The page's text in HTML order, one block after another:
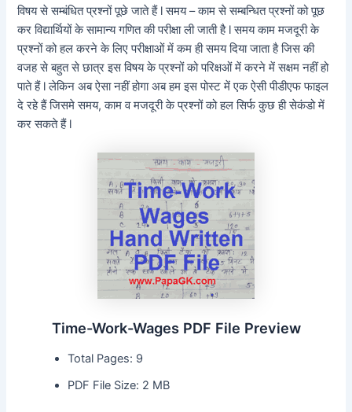
विषय से सम्बंधित प्रश्नों पूछे जाते हैं l समय – काम से सम्बन्धित प्रश्नों को पूछ
कर विद्यार्थियों के सामान्य गणित की परीक्षा ली जाती है l समय काम मजदूरी के
प्रश्नों को हल करने के लिए परीक्षाओं में कम ही समय दिया जाता है जिस की
वजह से बहुत से छात्र इस विषय के प्रश्नों को परिक्षओं में करने में सक्षम नहीं हो
पाते हैं l लेकिन अब ऐसा नहीं होगा अब हम इस पोस्ट में एक ऐसी पीडीएफ फाइल
दे रहे हैं जिसमे समय, काम व मजदूरी के प्रश्नों को हल सिर्फ कुछ ही सेकंडो में
कर सकते हैं l
Time-Work-Wages PDF File Preview
Total Pages: 9
PDF File Size: 2 MB